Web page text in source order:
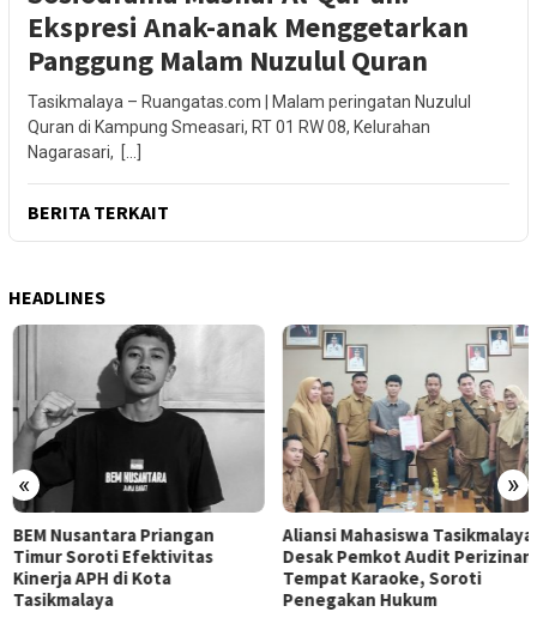
Ekspresi Anak-anak Menggetarkan
Panggung Malam Nuzulul Quran
Tasikmalaya – Ruangatas.com | Malam peringatan Nuzulul
Quran di Kampung Smeasari, RT 01 RW 08, Kelurahan
Nagarasari, […]
BERITA TERKAIT
HEADLINES
« »
BEM Nusantara Priangan
Timur Soroti Efektivitas
Kinerja APH di Kota
Tasikmalaya
Aliansi Mahasiswa Tasikmalaya
Desak Pemkot Audit Perizinan
Tempat Karaoke, Soroti
Penegakan Hukum